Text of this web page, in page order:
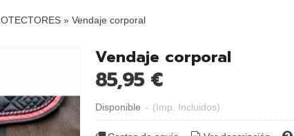
» Vendaje corporal
Vendaje corporal
85,95 €
Disponible - (Imp. Incluidos)